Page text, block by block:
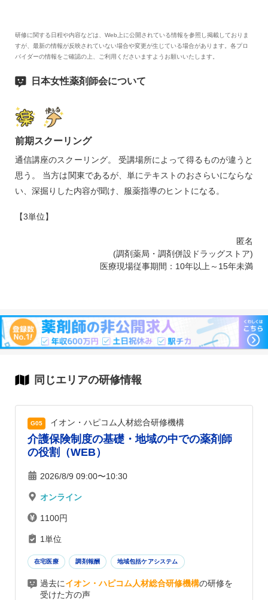
学習前テスト②ー１
15:00ー16:20
小宮 ひろみ先生
ー⻑）
16:20ー16:25
16:25－16:30
キーワード提示 ・ 閉会挨拶（臨床薬学WG委員⻑）
Zoomウェビナー退出後にアンケート回答
研修に関する日程や内容などは、Web上に公開されている情報を参照し掲載しておりま
すが、最新の情報が反映されていない場合や変更が生じている場合があります。各プロ
バイダーの情報をご確認の上、ご利用くださいますようお願いいたします。
日本女性薬剤師会について
前期スクーリング
通信講座のスクーリング。 受講場所によって得るものが違うと
思う。 当方は関東であるが、単にテキストのおさらいにならな
い、深掘りした内容が聞け、服薬指導のヒントになる。
【3単位】
匿名
(調剤薬局・調剤併設ドラッグストア)
医療現場従事期間：10年以上～15年未満
同じエリアの研修情報
G05 イオン・ハピコム人材総合研修機構
介護保険制度の基礎・地域の中での薬剤師
の役割（WEB）
2026/8/9 09:00〜10:30
オンライン
1100円
1単位
在宅医療 調剤報酬 地域包括ケアシステム
過去にイオン・ハピコム人材総合研修機構の研修を
受けた方の声